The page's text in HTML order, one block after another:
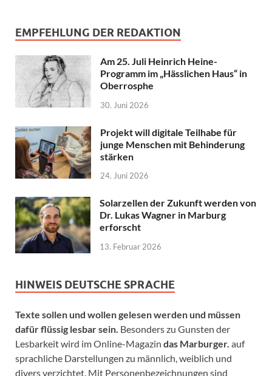
EMPFEHLUNG DER REDAKTION
Am 25. Juli Heinrich Heine-
Programm im „Hässlichen Haus“ in
Oberrosphe
30. Juni 2026
Projekt will digitale Teilhabe für
junge Menschen mit Behinderung
stärken
24. Juni 2026
Solarzellen der Zukunft werden von
Dr. Lukas Wagner in Marburg
erforscht
13. Februar 2026
HINWEIS DEUTSCHE SPRACHE
Texte sollen und wollen gelesen werden und müssen
dafür flüssig lesbar sein. Besonders zu Gunsten der
Lesbarkeit wird im Online-Magazin das Marburger. auf
sprachliche Darstellungen zu männlich, weiblich und
divers verzichtet. Mit Personenbezeichnungen sind